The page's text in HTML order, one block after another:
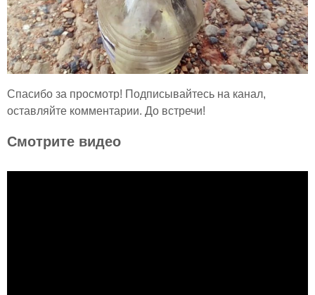
Спасибо за просмотр! Подписывайтесь на канал,
оставляйте комментарии. До встречи!
Смотрите видео